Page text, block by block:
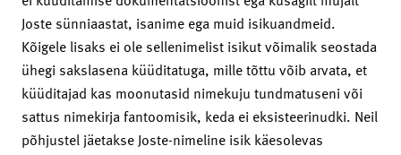
Joste sünniaastat, isanime ega muid isikuandmeid.
Kõigele lisaks ei ole sellenimelist isikut võimalik seostada
ühegi sakslasena küüditatuga, mille tõttu võib arvata, et
küüditajad kas moonutasid nimekuju tundmatuseni või
sattus nimekirja fantoomisik, keda ei eksisteerinudki. Neil
põhjustel jäetakse Joste-nimeline isik käesolevas